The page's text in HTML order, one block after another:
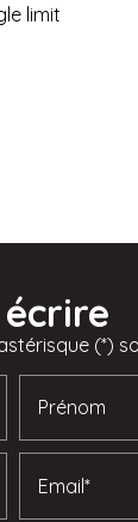
limit
(*)
Prénom
Email*